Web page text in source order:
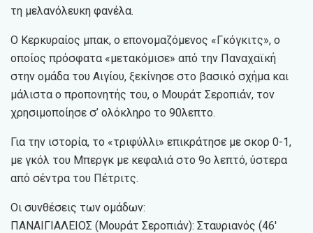
τη μελανόλευκη φανέλα.
Ο Κερκυραίος μπακ, ο επονομαζόμενος «Γκόγκιτς», ο
οποίος πρόσφατα «μετακόμισε» από την Παναχαϊκή
στην ομάδα του Αιγίου, ξεκίνησε στο βασικό σχήμα και
μάλιστα ο προπονητής του, ο Μουράτ Σεροπιάν, τον
χρησιμοποίησε σ’ ολόκληρο το 90λεπτο.
Για την ιστορία, το «τριφύλλι» επικράτησε με σκορ 0-1,
με γκόλ του Μπεργκ με κεφαλιά στο 9ο λεπτό, ύστερα
από σέντρα του Πέτριτς.
Οι συνθέσεις των ομάδων:
ΠΑΝΑΙΓΙΑΛΕΙΟΣ (Μουράτ Σεροπιάν): Σταυριανός (46′